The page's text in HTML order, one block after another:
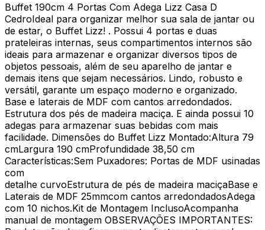
Buffet 190cm 4 Portas Com Adega Lizz Casa D
CedroIdeal para organizar melhor sua sala de jantar ou
de estar, o Buffet Lizz! . Possui 4 portas e duas
prateleiras internas, seus compartimentos internos são
ideais para armazenar e organizar diversos tipos de
objetos pessoais, além de seu aparelho de jantar e
demais itens que sejam necessários. Lindo, robusto e
versátil, garante um espaço moderno e organizado.
Base e laterais de MDF com cantos arredondados.
Estrutura dos pés de madeira maciça. E ainda possui 10
adegas para armazenar suas bebidas com mais
facilidade. Dimensões do Buffet Lizz Montado:Altura 79
cmLargura 190 cmProfundidade 38,50 cm
Características:Sem Puxadores: Portas de MDF usinadas
com
detalhe curvoEstrutura de pés de madeira maciçaBase e
Laterais de MDF 25mmcom cantos arredondadosAdega
com 10 nichos.Kit de Montagem InclusoAcompanha
manual de montagem OBSERVAÇÕES IMPORTANTES: